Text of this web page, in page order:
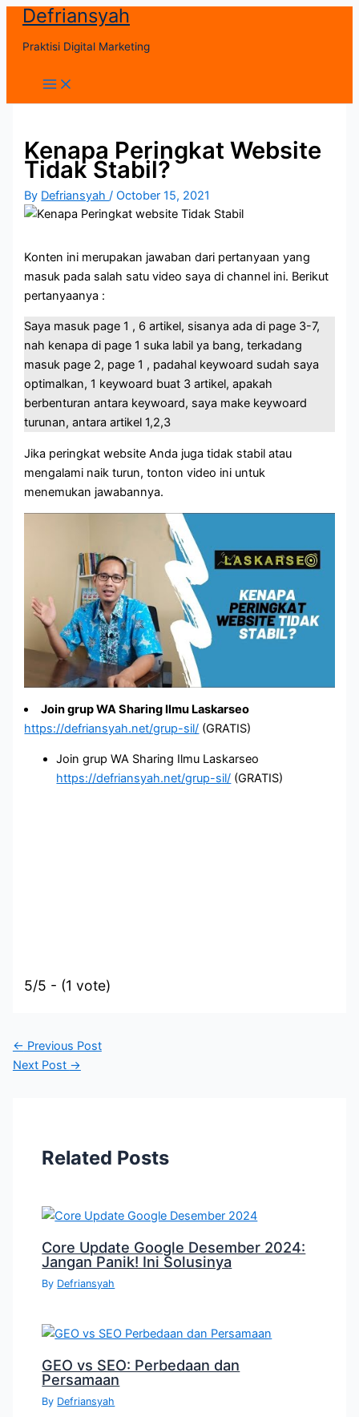
Skip
content
Defriansyah
Praktisi Digital Marketing
Main
Menu
Kenapa Peringkat Website
Tidak Stabil?
By Defriansyah/October 15, 2021
Konten ini merupakan jawaban dari pertanyaan yang
masuk pada salah satu video saya di channel ini. Berikut
pertanyaanya :
Saya masuk page 1 , 6 artikel, sisanya ada di page 3-7,
nah kenapa di page 1 suka labil ya bang, terkadang
masuk page 2, page 1 , padahal keywoard sudah saya
optimalkan, 1 keywoard buat 3 artikel, apakah
berbenturan antara keywoard, saya make keywoard
turunan, antara artikel 1,2,3
Jika peringkat website Anda juga tidak stabil atau
mengalami naik turun, tonton video ini untuk
menemukan jawabannya.
Join grup WA Sharing Ilmu Laskarseo
https://defriansyah.net/grup-sil/ (GRATIS)
Join grup WA Sharing Ilmu Laskarseo
https://defriansyah.net/grup-sil/ (GRATIS)
5/5 - (1 vote)
← Previous Post
Next Post →
Related Posts
Core Update Google Desember 2024:
Jangan Panik! Ini Solusinya
By Defriansyah
GEO vs SEO: Perbedaan dan
Persamaan
By Defriansyah